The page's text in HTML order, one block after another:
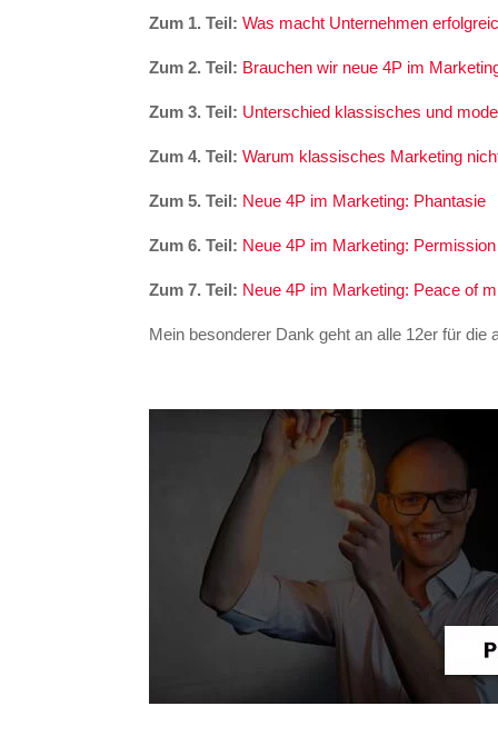
Zum 1. Teil: Was macht Unternehmen
Zum 2. Teil: Brauchen wir neue 4P im
Zum 3. Teil: Unterschied klassisches und
Zum 4. Teil: Warum klassisches Marketing
Zum 5. Teil: Neue 4P im Marketing: Phantasie
Zum 6. Teil: Neue 4P im Marketing: Permission
Zum 7. Teil: Neue 4P im Marketing: Peace of
Mein besonderer Dank geht an alle 12er für